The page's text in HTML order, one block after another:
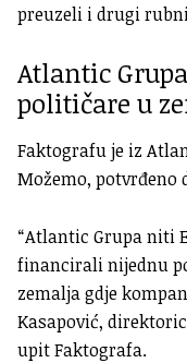
preuzeli i drugi
Atlantic
političare u
Faktografu je iz
Možemo, potvrđeno
“Atlantic Grupa niti
financirali nijednu
zemalja gdje
Kasapović,
upit Faktografa.